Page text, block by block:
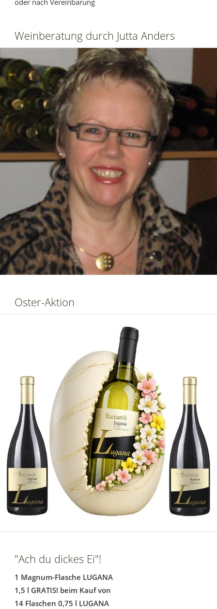
Weinberatung durch Jutta Anders
Oster-Aktion
"Ach du dickes Ei"!
1 Magnum-Flasche LUGANA
1,5 l GRATIS! beim Kauf von
14 Flaschen 0,75 l LUGANA